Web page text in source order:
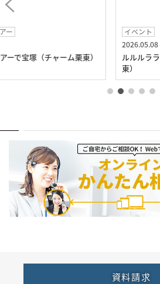
ーム栗東）
ルルルラララMUSIC♪（
資料請求